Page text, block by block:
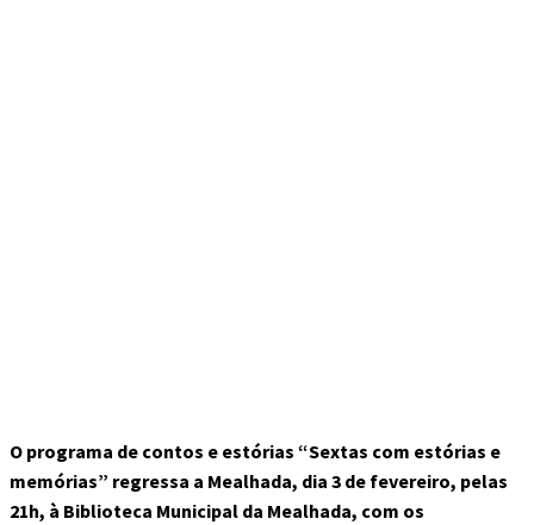
O programa de contos e estórias “Sextas com estórias e
memórias” regressa a Mealhada, dia 3 de fevereiro, pelas
21h, à Biblioteca Municipal da Mealhada, com os